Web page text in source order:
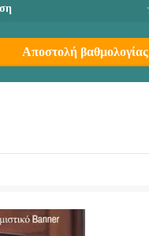
Αποστολή βαθμολογίας